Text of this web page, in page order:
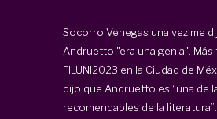
Socorro Venegas una vez me
Andruetto "era una genia".
FILUNI2023 en la Ciudad de
dijo que Andruetto es “una de
recomendables de la